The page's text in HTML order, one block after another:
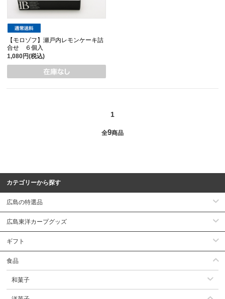
【モロゾフ】瀬戸内レモンケーキ詰
合せ ６個入
1,080円(税込)
1
全9商品
カテゴリーから探す
広島の特選品
広島東洋カープグッズ
ギフト
食品
和菓子